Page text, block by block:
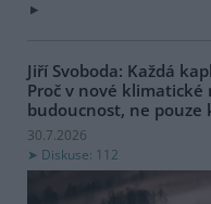
Jiří Svoboda: Každá
Proč v nové
budoucnost, ne
30.7.2026
Diskuse: 112